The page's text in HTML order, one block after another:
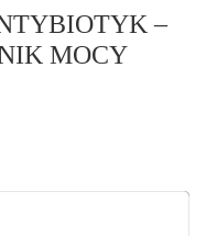
–
MOCY